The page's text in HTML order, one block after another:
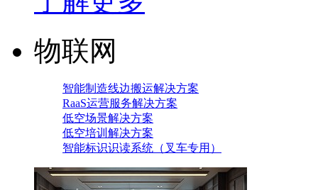
物联网
智能制造线边搬运解决方案
RaaS运营服务解决方案
低空场景解决方案
低空培训解决方案
智能标识识读系统（叉车专用）